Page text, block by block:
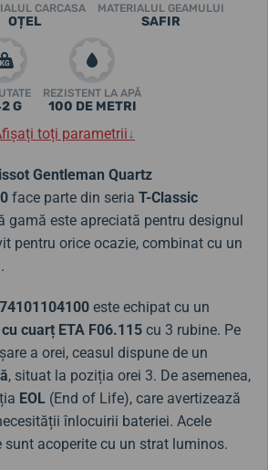
CARCASA
OȚEL
MATERIALUL GEAMULUI
SAFIR
G
REZISTENT LA APĂ
100 DE METRI
toți parametrii↓
Gentleman Quartz
face parte din seria T-Classic
gamă este apreciată pentru designul
pentru orice ocazie, combinat cu un
este echipat cu un
cuarț ETA F06.115 cu 3 rubine. Pe
a orei, ceasul dispune de un
, situat la poziția orei 3. De asemenea,
EOL (End of Life), care avertizează
înlocuirii bateriei. Acele
sunt acoperite cu un strat luminos.